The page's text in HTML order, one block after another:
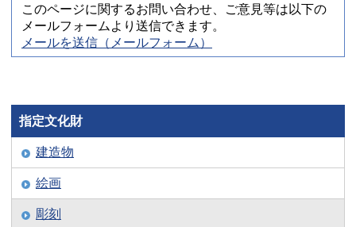
このページに関するお問い合わせ、ご意見等は以下の
メールフォームより送信できます。
メールを送信（メールフォーム）
指定文化財
建造物
絵画
彫刻